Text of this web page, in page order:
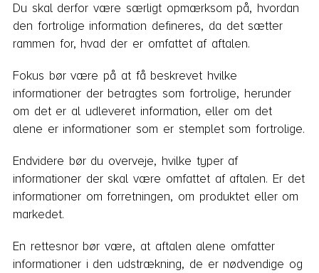
Du skal derfor være særligt opmærksom på, hvordan
den fortrolige information defineres, da det sætter
rammen for, hvad der er omfattet af aftalen.
Fokus bør være på at få beskrevet hvilke
informationer der betragtes som fortrolige, herunder
om det er al udleveret information, eller om det
alene er informationer som er stemplet som fortrolige.
Endvidere bør du overveje, hvilke typer af
informationer der skal være omfattet af aftalen. Er det
informationer om forretningen, om produktet eller om
markedet.
En rettesnor bør være, at aftalen alene omfatter
informationer i den udstrækning, de er nødvendige og